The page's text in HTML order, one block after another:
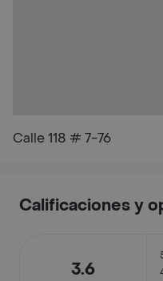
Calle 118 # 7-76
Calificaciones y
3.6